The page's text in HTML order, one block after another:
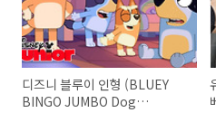
디즈니 블루이 인형 (BLUEY
BINGO JUMBO Dog